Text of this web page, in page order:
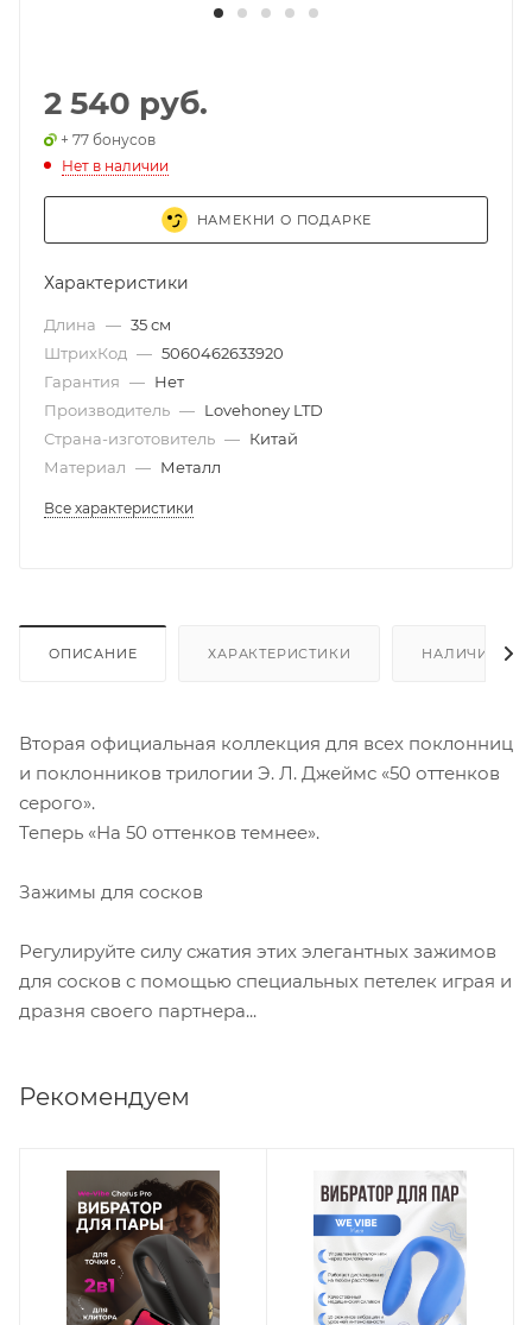
2 540 руб.
+ 77 бонусов
Нет в наличии
НАМЕКНИ О ПОДАРКЕ
Характеристики
Длина — 35 см
ШтрихКод — 5060462633920
Гарантия — Нет
Производитель — Lovehoney LTD
Страна-изготовитель — Китай
Материал — Металл
Все характеристики
ОПИСАНИЕ ХАРАКТЕРИСТИКИ НАЛИЧИЕ
Вторая официальная коллекция для всех поклонниц
и поклонников трилогии Э. Л. Джеймс «50 оттенков
серого».
Теперь «На 50 оттенков темнее».
Зажимы для сосков
Регулируйте силу сжатия этих элегантных зажимов
для сосков с помощью специальных петелек играя и
дразня своего партнера...
Рекомендуем